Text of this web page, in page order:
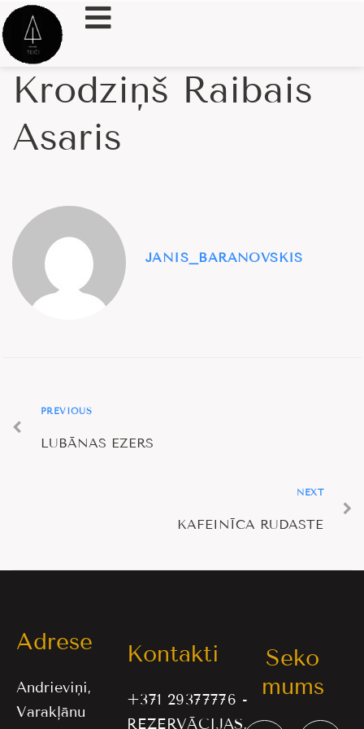
Krodziņš Raibais
Asaris
JANIS_BARANOVSKIS
PREVIOUS
LUBĀNAS EZERS
NEXT
KAFEINĪCA RUDASTE
Adrese
Andrieviņi,
Varakļānu
Kontakti
+371 29377776 -
REZERVĀCIJAS,
Seko
mums